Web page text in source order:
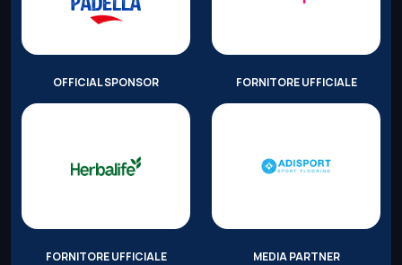
OFFICIAL SPONSOR FORNITORE UFFICIALE
FORNITORE UFFICIALE MEDIA PARTNER